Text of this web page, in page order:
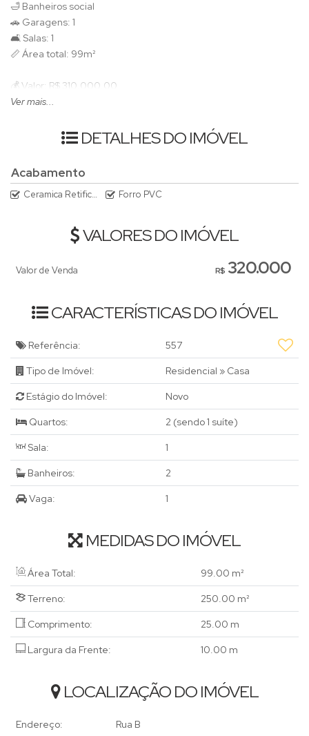
🛁 Banheiros social
🚗 Garagens: 1
🛋️ Salas: 1
📏 Área total: 99m²
💰 Valor: R$ 310.000,00
Entre em contato conosco para mais informações e agende
Ver mais...
DETALHES DO IMÓVEL
Acabamento
Ceramica Retificada Forro PVC
VALORES DO IMÓVEL
R$ 320.000
Valor de Venda
CARACTERÍSTICAS DO IMÓVEL
Referência: 557
Tipo de Imóvel: Residencial » Casa
Estágio do Imóvel: Novo
Quartos: 2 (sendo 1 suíte)
Sala: 1
Banheiros: 2
Vaga: 1
MEDIDAS DO IMÓVEL
Área Total: 99.00 m²
Terreno: 250.00 m²
Comprimento: 25.00 m
Largura da Frente: 10.00 m
LOCALIZAÇÃO DO IMÓVEL
Endereço: Rua B